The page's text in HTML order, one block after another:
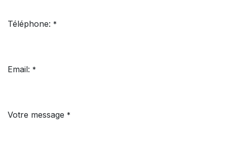
Téléphone: *
Email: *
Votre message *